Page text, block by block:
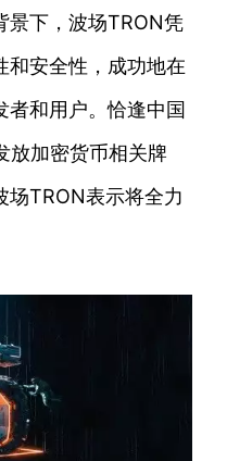
景下，波场TRON凭
和安全性，成功地在
者和用户。恰逢中国
放加密货币相关牌
场TRON表示将全力